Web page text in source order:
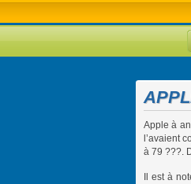
Apple à
l’avaient
à 79 ???.
Il est à